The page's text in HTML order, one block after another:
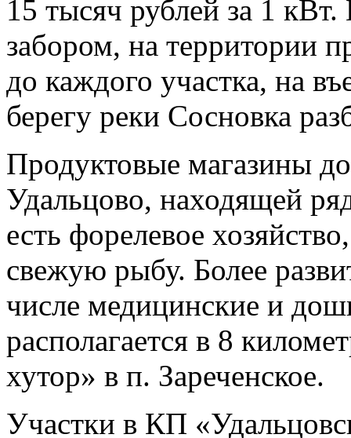
15 тысяч рублей за 1
забором, на территории
до каждого участка, на
берегу реки Сосновка
Продуктовые магазины
Удальцово, находящей
есть форелевое
свежую рыбу. Более
числе медицинские и
располагается в 8
хутор» в п. Зареченское.
Участки в КП